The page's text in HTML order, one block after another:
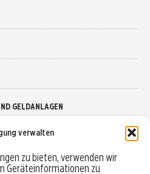
verwalten
zu bieten, verwenden wir
Geräteinformationen zu
GELDANLAGEN